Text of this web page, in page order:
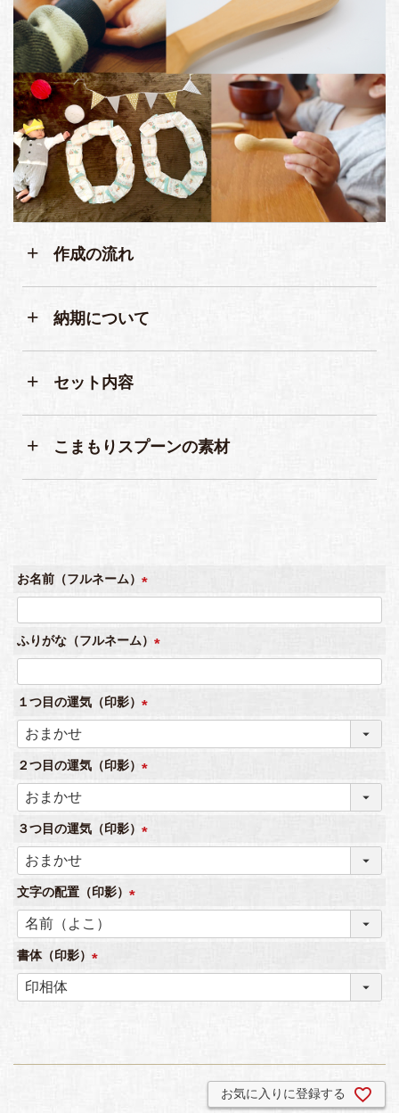
作成の流れ
納期について
セット内容
こまもりスプーンの素材
お名前（フルネーム）
必
須
ふりがな（フルネーム）
必
１つ目の運気（印影）
必
須
２つ目の運気（印影）
必
須
３つ目の運気（印影）
必
文字の配置（印影）
必
書体（印影）
必
お気に入りに登録する